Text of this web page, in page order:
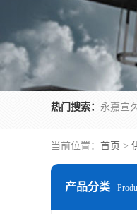
热门搜索：
当前位置： 首页 >
产品分类